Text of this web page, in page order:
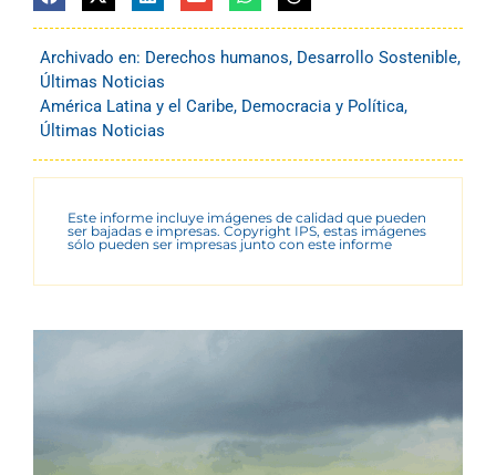
Archivado en: Derechos humanos, Desarrollo Sostenible,
Últimas Noticias
América Latina y el Caribe, Democracia y Política,
Últimas Noticias
Este informe incluye imágenes de calidad que pueden
ser bajadas e impresas. Copyright IPS, estas imágenes
sólo pueden ser impresas junto con este informe